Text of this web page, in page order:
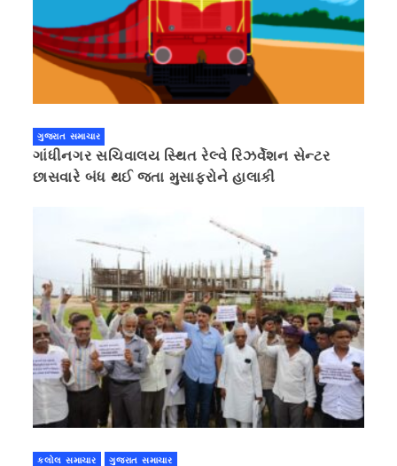
ગુજરાત સમાચાર
ગાંધીનગર સચિવાલય સ્થિત રેલ્વે રિઝર્વેશન સેન્ટર
છાસવારે બંધ થઈ જતા મુસાફરોને હાલાકી
કલોલ સમાચાર ગુજરાત સમાચાર